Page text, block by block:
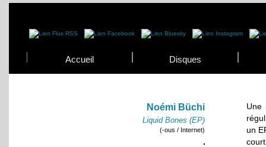
Accueil Disques
Noémi Büchi
Liquid Bones (EP)
(-ous / Internet)
Une
un